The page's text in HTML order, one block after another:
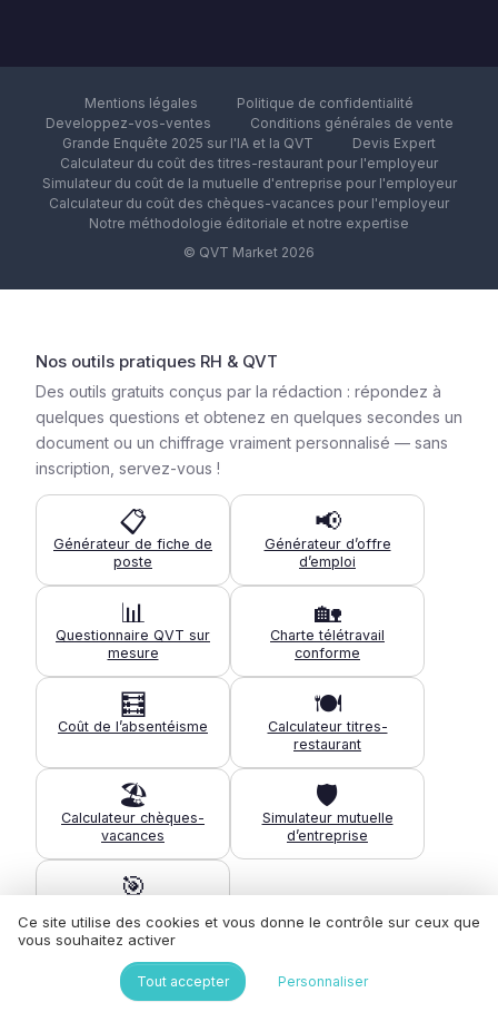
Mentions légales
Politique de confidentialité
Developpez-vos-ventes
Conditions générales de vente
Grande Enquête 2025 sur l'IA et la QVT
Devis Expert
Calculateur du coût des titres-restaurant pour l'employeur
Simulateur du coût de la mutuelle d'entreprise pour l'employeur
Calculateur du coût des chèques-vacances pour l'employeur
Notre méthodologie éditoriale et notre expertise
© QVT Market 2026
Nos outils pratiques RH & QVT
Des outils gratuits conçus par la rédaction : répondez à
quelques questions et obtenez en quelques secondes un
document ou un chiffrage vraiment personnalisé — sans
inscription, servez-vous !
📋
Générateur de fiche de
poste
📢
Générateur d’offre
d’emploi
📊
Questionnaire QVT sur
mesure
🏡
Charte télétravail
conforme
🧮
Coût de l’absentéisme
🍽️
Calculateur titres-
restaurant
🏖️
Calculateur chèques-
vacances
🛡️
Simulateur mutuelle
d’entreprise
🎯
QVT
Tous les outils pour la QVT →
Ce site utilise des cookies et vous donne le contrôle sur ceux que
vous souhaitez activer
Tout accepter Personnaliser